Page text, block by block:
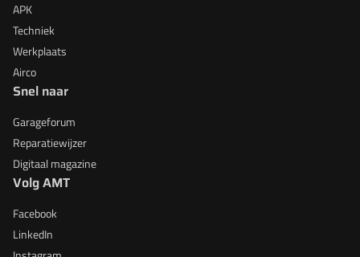
APK
Techniek
Werkplaats
Airco
Snel naar
Garageforum
Reparatiewijzer
Digitaal magazine
Volg AMT
Facebook
LinkedIn